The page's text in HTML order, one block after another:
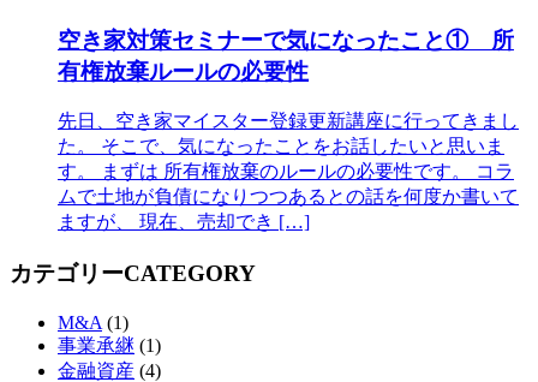
空き家対策セミナーで気になったこと① 所
有権放棄ルールの必要性
先日、空き家マイスター登録更新講座に行ってきまし
た。 そこで、気になったことをお話したいと思いま
す。 まずは 所有権放棄のルールの必要性です。 コラ
ムで土地が負債になりつつあるとの話を何度か書いて
ますが、 現在、売却でき […]
カテゴリーCATEGORY
M&A (1)
事業承継 (1)
金融資産 (4)